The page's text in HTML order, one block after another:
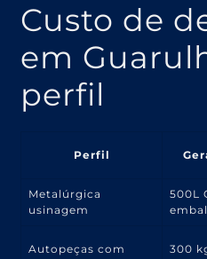
Custo de
em
perfil
Perfil
Metalúrgica
usinagem
500L
Autopeças com
300